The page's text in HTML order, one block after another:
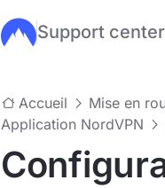
Passer au contenu
Support center
Accueil
Mise en
Application NordVPN